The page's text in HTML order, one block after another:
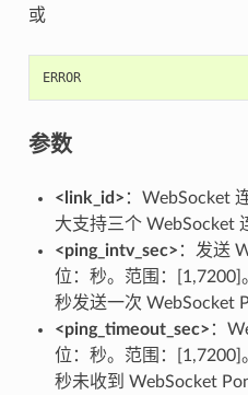
或
ERROR
参数
<link_id> ：WebSocket
大支持三个 WebSocket
<ping_intv_sec> ：发送
位：秒。范围：[1,7200]
秒发送一次 WebSocket
<ping_timeout_sec> ：
位：秒。范围：
秒未收到 WebSocket